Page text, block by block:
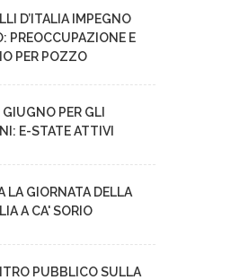
D’ITALIA IMPEGNO
PREOCCUPAZIONE E
PER POZZO
GIUGNO PER GLI
E-STATE ATTIVI
LA GIORNATA DELLA
A CA' SORIO
PUBBLICO SULLA